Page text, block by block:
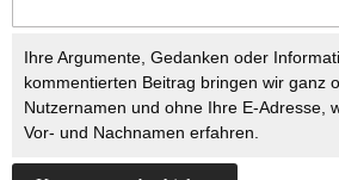
Ihre Argumente, Gedanken oder
kommentierten Beitrag bringen wir ganz
Nutzernamen und ohne Ihre E-Adresse,
Vor- und Nachnamen erfahren.